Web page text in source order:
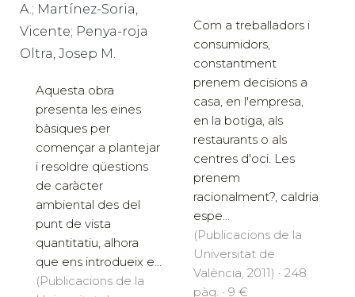
A.; Martínez-Soria,
Vicente; Penya-roja
Oltra, Josep M.
Aquesta obra
presenta les eines
bàsiques per
començar a plantejar
i resoldre qüestions
de caràcter
ambiental des del
punt de vista
quantitatiu, alhora
que ens introdueix e...
(Publicacions de la
Com a treballadors i
consumidors,
constantment
prenem decisions a
casa, en l'empresa,
en la botiga, als
restaurants o als
centres d'oci. Les
prenem
racionalment?, caldria
espe...
(Publicacions de la
Universitat de
València, 2011) · 248
pàg. · 9 €